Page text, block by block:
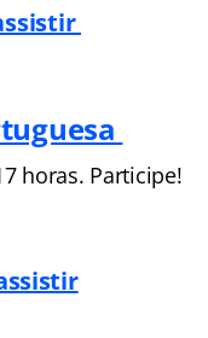
horas. Participe!